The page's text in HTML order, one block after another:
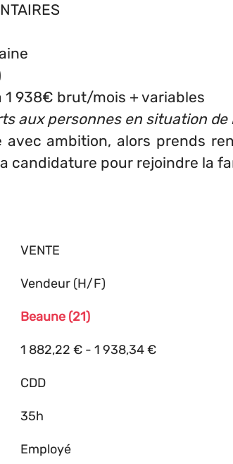
1 938€ brut/mois + variables
aux personnes en situation de
ambition, alors prends
candidature pour rejoindre la
VENTE
Vendeur (H/F)
Beaune (21)
1 882,22 € - 1 938,34 €
CDD
35h
Employé